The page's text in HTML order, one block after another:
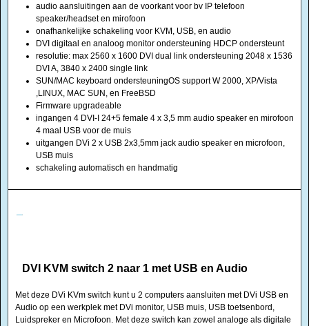
audio aansluitingen aan de voorkant voor bv IP telefoon
speaker/headset en mirofoon
onafhankelijke schakeling voor KVM, USB, en audio
DVI digitaal en analoog monitor ondersteuning HDCP ondersteunt
resolutie: max 2560 x 1600 DVI dual link ondersteuning 2048 x 1536
DVI A, 3840 x 2400 single link
SUN/MAC keyboard ondersteuningOS support W 2000, XP/Vista
,LINUX, MAC SUN, en FreeBSD
Firmware upgradeable
ingangen 4 DVI-I 24+5 female 4 x 3,5 mm audio speaker en mirofoon
4 maal USB voor de muis
uitgangen DVi 2 x USB 2x3,5mm jack audio speaker en microfoon,
USB muis
schakeling automatisch en handmatig
DVI KVM switch 2 naar 1 met USB en Audio
Met deze DVi KVm switch kunt u 2 computers aansluiten met DVi USB en
Audio op een werkplek met DVi monitor, USB muis, USB toetsenbord,
Luidspreker en Microfoon. Met deze switch kan zowel analoge als digitale